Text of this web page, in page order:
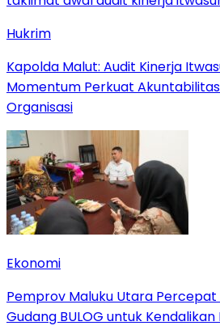
Hukrim
Kapolda Malut: Audit Kinerja
Momentum Perkuat
Organisasi
Ekonomi
Pemprov Maluku Utara
Gudang BULOG untuk